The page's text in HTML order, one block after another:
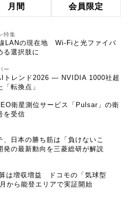
月間 会員限定
特集
LANの現在地 Wi-Fiと光ファイバ
る選択肢に
ー
トレンド2026 ― NVIDIA 1000社超
転換点」
衛星測位サービス「Pulsar」の衛
を受信
、日本の勝ち筋は「負けないこ
の最新動向を三菱総研が解説
は増収増益 ドコモの「気球型
から能登エリアで実証開始